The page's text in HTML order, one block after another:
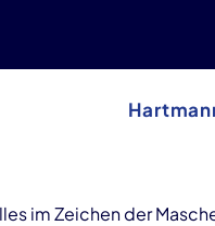
im Zeichen der